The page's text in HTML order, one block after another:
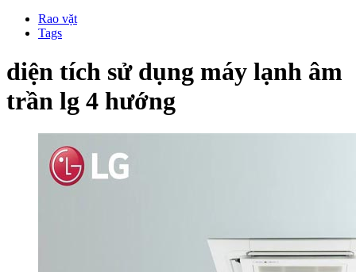
Rao vặt
Tags
diện tích sử dụng máy lạnh âm
trần lg 4 hướng